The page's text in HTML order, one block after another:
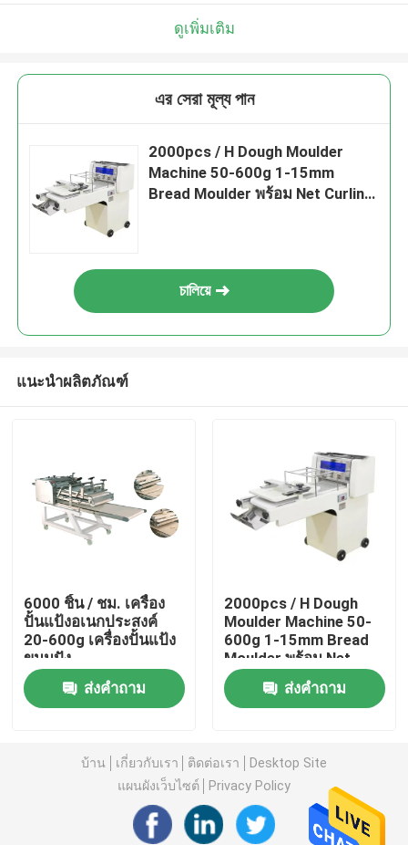
ดูเพิ่มเติม
এর সেরা মূল্য পান
2000pcs / H Dough Moulder
Machine 50-600g 1-15mm
Bread Moulder พร้อม Net Curling
চালিয়ে
แนะนำผลิตภัณฑ์
6000 ชิ้น / ชม. เครื่อง
ปั้นแป้งอเนกประสงค์
20-600g เครื่องปั้นแป้ง
ขนมปัง
ส่งคำถาม
2000pcs / H Dough
Moulder Machine 50-
600g 1-15mm Bread
Moulder พร้อม Net
Curling Mesh
ส่งคำถาม
บ้าน เกี่ยวกับเรา ติดต่อเรา
Desktop Site
แผนผังเว็บไซต์
Privacy Policy